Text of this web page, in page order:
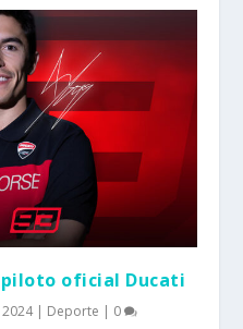
piloto oficial Ducati
2024| Deporte | 0